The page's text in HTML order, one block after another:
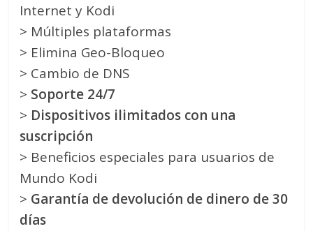
Internet y Kodi
> Múltiples plataformas
> Elimina Geo-Bloqueo
> Cambio de DNS
> Soporte 24/7
> Dispositivos ilimitados con una
suscripción
> Beneficios especiales para usuarios de
Mundo Kodi
> Garantía de devolución de dinero de 30
días